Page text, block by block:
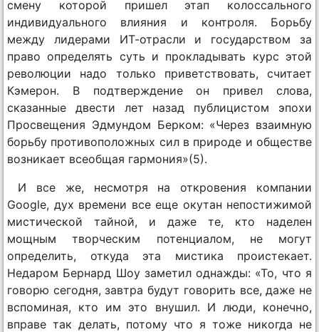
смену которой пришел этап колоссального
индивидуального влияния и контроля. Борьбу
между лидерами ИТ-отрасли и государством за
право определять суть и прокладывать курс этой
революции надо только приветствовать, считает
Кэмерон. В подтверждение он привел слова,
сказанные двести лет назад публицистом эпохи
Просвещения Эдмундом Берком: «Через взаимную
борьбу противоположных сил в природе и обществе
возникает всеобщая гармония»(5).
И все же, несмотря на откровения компании
Google, дух времени все еще окутан непостижимой
мистической тайной, и даже те, кто наделен
мощным творческим потенциалом, не могут
определить, откуда эта мистика проистекает.
Недаром Бернард Шоу заметил однажды: «То, что я
говорю сегодня, завтра будут говорить все, даже не
вспоминая, кто им это внушил. И люди, конечно,
вправе так делать, потому что я тоже никогда не